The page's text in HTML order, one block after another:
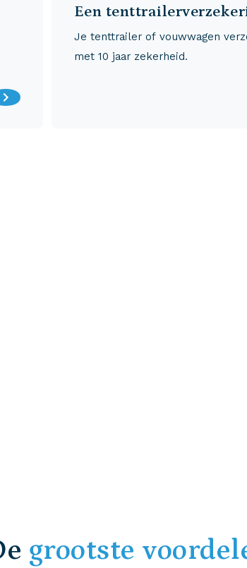
Een
Je tenttrailer of vouwwagen
met 10 jaar zekerheid.
grootste